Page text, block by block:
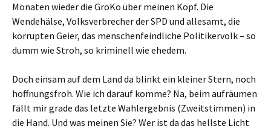
Monaten wieder die GroKo über meinen Kopf. Die
Wendehälse, Volksverbrecher der SPD und allesamt, die
korrupten Geier, das menschenfeindliche Politikervolk – so
dumm wie Stroh, so kriminell wie ehedem.
Doch einsam auf dem Land da blinkt ein kleiner Stern, noch
hoffnungsfroh. Wie ich darauf komme? Na, beim aufräumen
fällt mir grade das letzte Wahlergebnis (Zweitstimmen) in
die Hand. Und was meinen Sie? Wer ist da das hellste Licht